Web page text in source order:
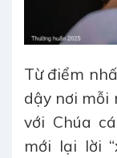
Từ điểm
dậy nơi mỗi
với Chúa
mới lại lời